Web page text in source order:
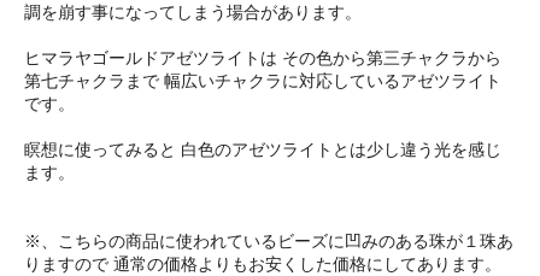
調を崩す事になってしまう場合があります。
ヒマラヤゴールドアゼツライトは その色から第三チャクラから
第七チャクラまで 幅広いチャクラに対応しているアゼツライト
です。
瞑想に使ってみると 白色のアゼツライトとは少し違う光を感じ
ます。
※、こちらの商品に使われているビーズに凹みのある珠が１珠あ
りますので 通常の価格よりもお安くした価格にしてあります。